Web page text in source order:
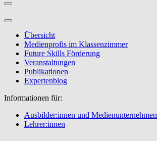
Übersicht
Medienprofis im Klassenzimmer
Future Skills Förderung
Veranstaltungen
Publikationen
Expertenblog
Informationen für:
Ausbilder:innen und Medienunternehmen
Lehrer:innen